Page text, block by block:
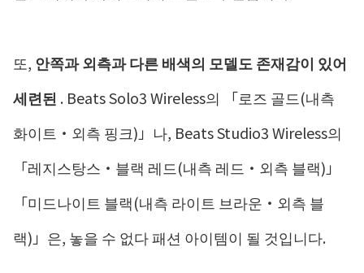
또, 안쪽과 외측과 다른 배색의 모델도 존재감이 있어
세련된 . Beats Solo3 Wireless의 「로즈 골드(내측
화이트・외측 핑크)」나, Beats Studio3 Wireless의
「레지스탕스・블랙 레드(내측 레드・외측 블랙)」
「미드나이트 블랙(내측 라이트 브라운・외측 블
랙)」은, 놓을 수 없다 패션 아이템이 될 것입니다.